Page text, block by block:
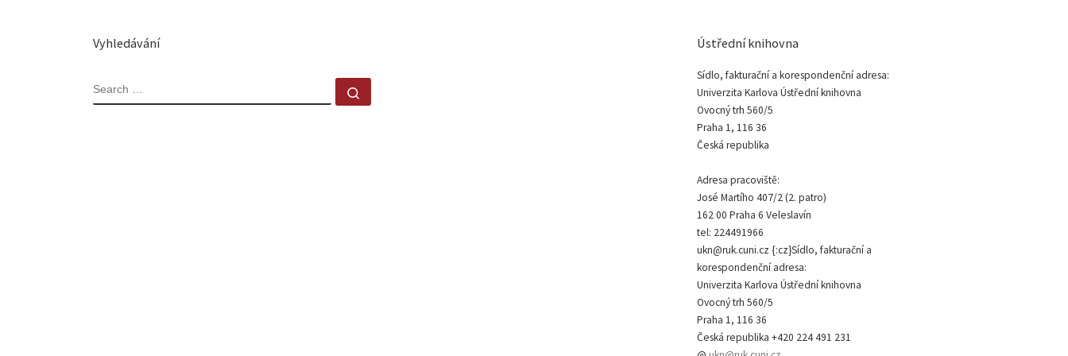
Vyhledávání
SEARCH
Ústřední knihovna
Sídlo, fakturační a korespondenční adresa:
Univerzita Karlova Ústřední knihovna
Ovocný trh 560/5
Praha 1, 116 36
Česká republika
Adresa pracoviště:
José Martího 407/2 (2. patro)
162 00 Praha 6 Veleslavín
tel: 224491966
ukn@ruk.cuni.cz {:cz}Sídlo, fakturační a
korespondenční adresa:
Univerzita Karlova Ústřední knihovna
Ovocný trh 560/5
Praha 1, 116 36
Česká republika +420 224 491 231